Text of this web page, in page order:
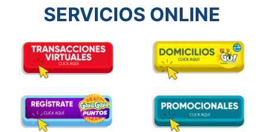
SERVICIOS ONLINE